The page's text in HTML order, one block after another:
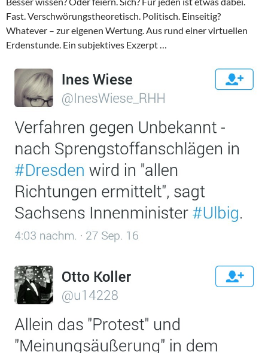
Fast. Verschwörungstheoretisch. Politisch. Einseitig?
Whatever – zur eigenen Wertung. Aus rund einer virtuellen
Erdenstunde. Ein subjektives Exzerpt …